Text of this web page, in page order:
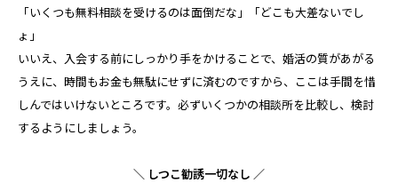
「いくつも無料相談を受けるのは面倒だな」「どこも大差ないでし
ょ」
いいえ、入会する前にしっかり手をかけることで、婚活の質があがる
うえに、時間もお金も無駄にせずに済むのですから、ここは手間を惜
しんではいけないところです。必ずいくつかの相談所を比較し、検討
するようにしましょう。
＼ しつこ勧誘一切なし ／